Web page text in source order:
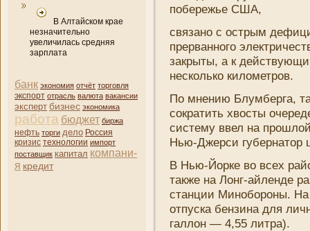
В Алтайском крае
незначительно
увеличилась средняя
зарплата
банк экономия отчёт торговля
экспорт отрасль валюта вакансии
эксперт бизнес экономика
работа бюджет биржа
нефть торги дело Россия
кризис технологии импорт
поставщик капитал компани­
я кредит
побережье США,
связано с острым
прерванного
закрыты, а к
несколько километров.
По мнени­ю Блумберга,
сократить хвосты
систему ввел на
Нью-Джерси губернатор
В Нью-Йорке во всех
также на Лонг-айленде
станции Минобороны. На
отпуска бензина для
галлон — 4,55 литра).